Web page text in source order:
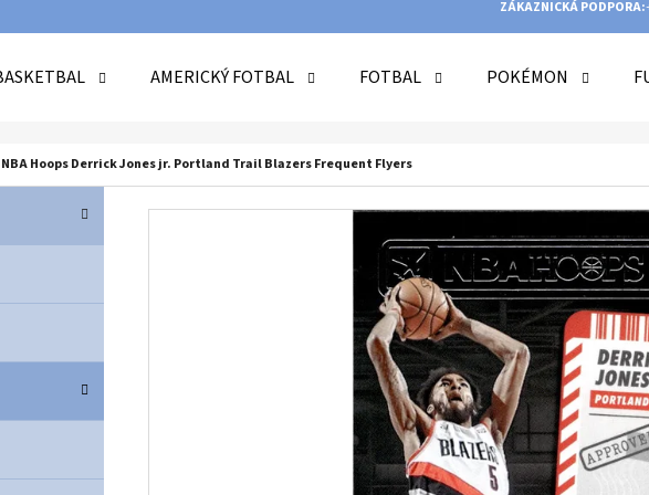
ZÁKAZNICKÁ PODPORA:
AMERICKÝ FOTBAL FOTBAL POKÉMON
NBA Hoops Derrick Jones jr. Portland Trail Blazers Frequent Flyers
DOPORUČUJEME